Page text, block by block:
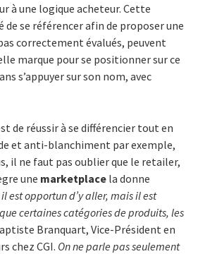
à une logique acheteur. Cette
se référencer afin de proposer une
correctement évalués, peuvent
marque pour se positionner sur ce
s’appuyer sur son nom, avec
de réussir à se différencier tout en
et anti-blanchiment par exemple,
il ne faut pas oublier que le retailer,
une marketplace la donne
est opportun d’y aller, mais il est
certaines catégories de produits, les
Branquart, Vice-Président en
chez CGI. On ne parle pas seulement